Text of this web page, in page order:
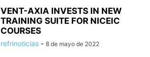
VENT-AXIA INVESTS IN NEW
TRAINING SUITE FOR NICEIC
COURSES
refrinoticias - 8 de mayo de 2022